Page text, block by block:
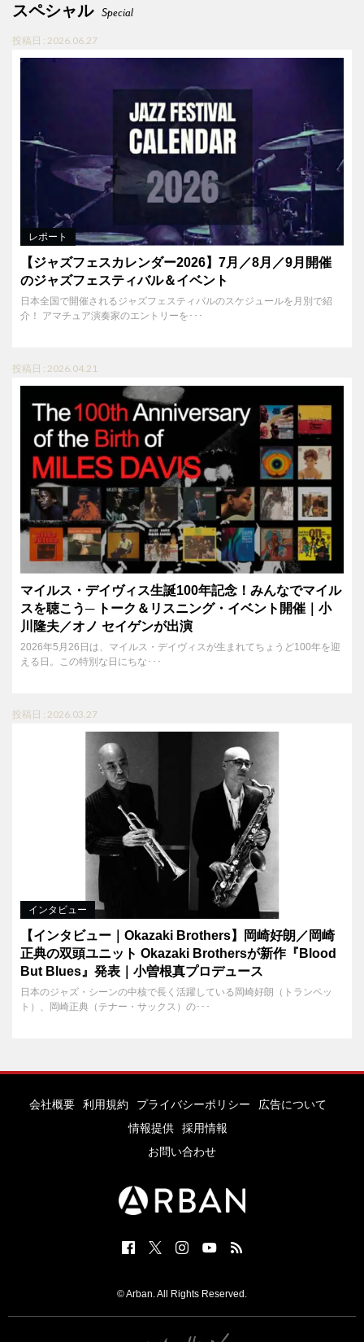
スペシャル Special
投稿日 : 2026.06.27
レポート
【ジャズフェスカレンダー2026】7月／8月／9月開催
のジャズフェスティバル＆イベント
日本全国で開催されるジャズフェスティバルのスケジュールを月別で紹
介！ アマチュア演奏家のエントリーを･･･
投稿日 : 2026.04.21
マイルス・デイヴィス生誕100年記念！みんなでマイル
スを聴こう─ トーク＆リスニング・イベント開催｜小
川隆夫／オノ セイゲンが出演
2026年5月26日は、マイルス・デイヴィスが生まれてちょうど100年を迎
える日。この特別な日にちな･･･
投稿日 : 2026.03.27
インタビュー
【インタビュー｜Okazaki Brothers】岡崎好朗／岡崎
正典の双頭ユニット Okazaki Brothersが新作『Blood
But Blues』発表｜小曽根真プロデュース
日本のジャズ・シーンの中核で長く活躍している岡崎好朗（トランペッ
ト）、岡崎正典（テナー・サックス）の･･･
会社概要 利用規約 プライバシーポリシー
広告について
情報提供
採用情報
お問い合わせ
© Arban. All Rights Reserved.